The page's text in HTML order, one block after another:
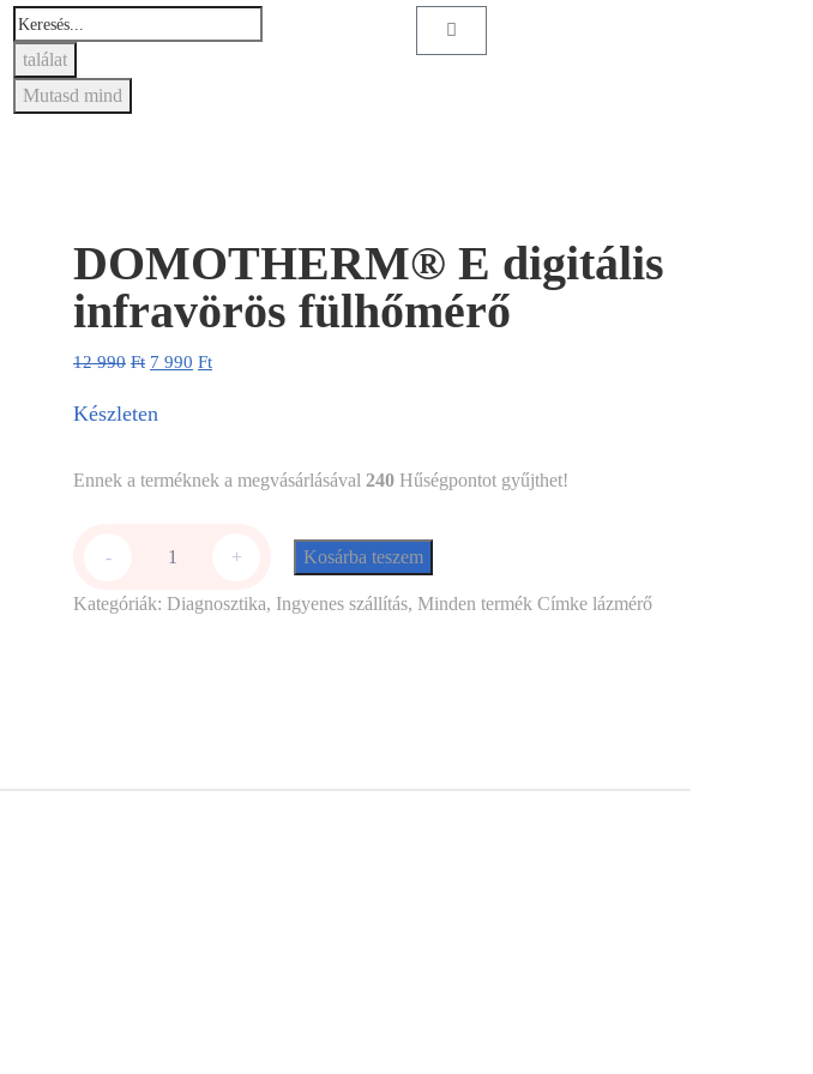
találat
Mutasd mind
DOMOTHERM® E digitális
infravörös fülhőmérő
12 990 Ft 7 990 Ft
Készleten
Ennek a terméknek a megvásárlásával 240 Hűségpontot gyűjthet!
- + Kosárba teszem
Kategóriák: Diagnosztika, Ingyenes szállítás, Minden termék Címke lázmérő